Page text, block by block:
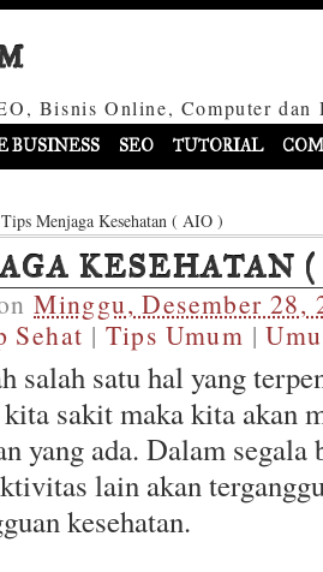
Bisnis Online, Computer dan
BUSINESS SEO TUTORIAL
Tips Menjaga Kesehatan ( AIO )
KESEHATAN
Minggu, Desember 28,
Sehat | Tips Umum |
salah satu hal yang
sakit maka kita akan
yang ada. Dalam segala
lain akan
kesehatan.